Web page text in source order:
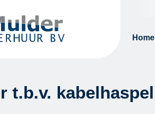
Home
t.b.v. kabelhaspel